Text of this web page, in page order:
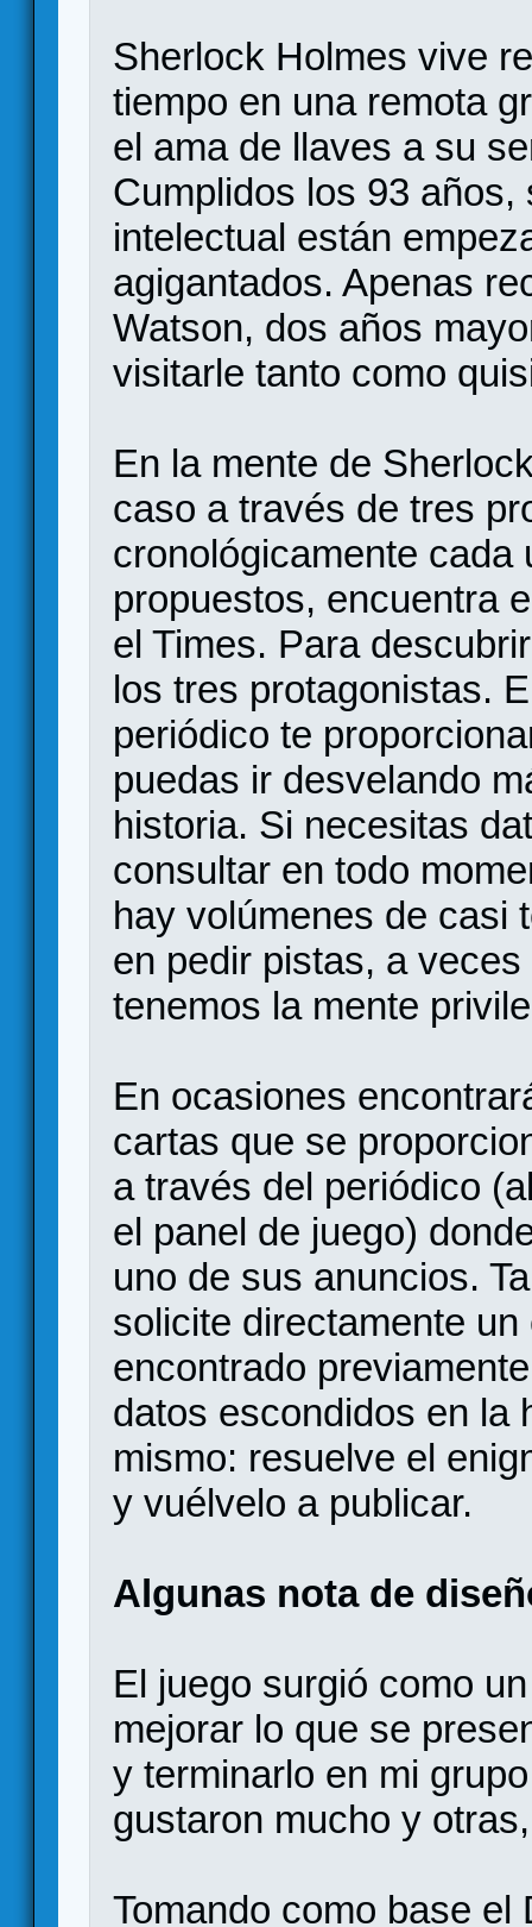
Sherlock Holmes vive
tiempo en una remota
el ama de llaves a su
Cumplidos los 93
intelectual están
agigantados. Apenas
Watson, dos años
visitarle tanto como
En la mente de
caso a través de tres
cronológicamente cada
propuestos, encuentra
el Times. Para
los tres protagonistas.
periódico te
puedas ir desvelando
historia. Si necesitas
consultar en todo
hay volúmenes de casi
en pedir pistas, a
tenemos la mente
En ocasiones
cartas que se
a través del periódico
el panel de juego)
uno de sus anuncios.
solicite directamente
encontrado
datos escondidos en la
mismo: resuelve el
y vuélvelo a publicar.
Algunas nota de
El juego surgió como
mejorar lo que se
y terminarlo en mi
gustaron mucho y
Tomando como base